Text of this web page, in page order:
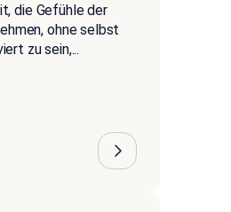
die Gefühle der
ohne selbst
zu sein,...